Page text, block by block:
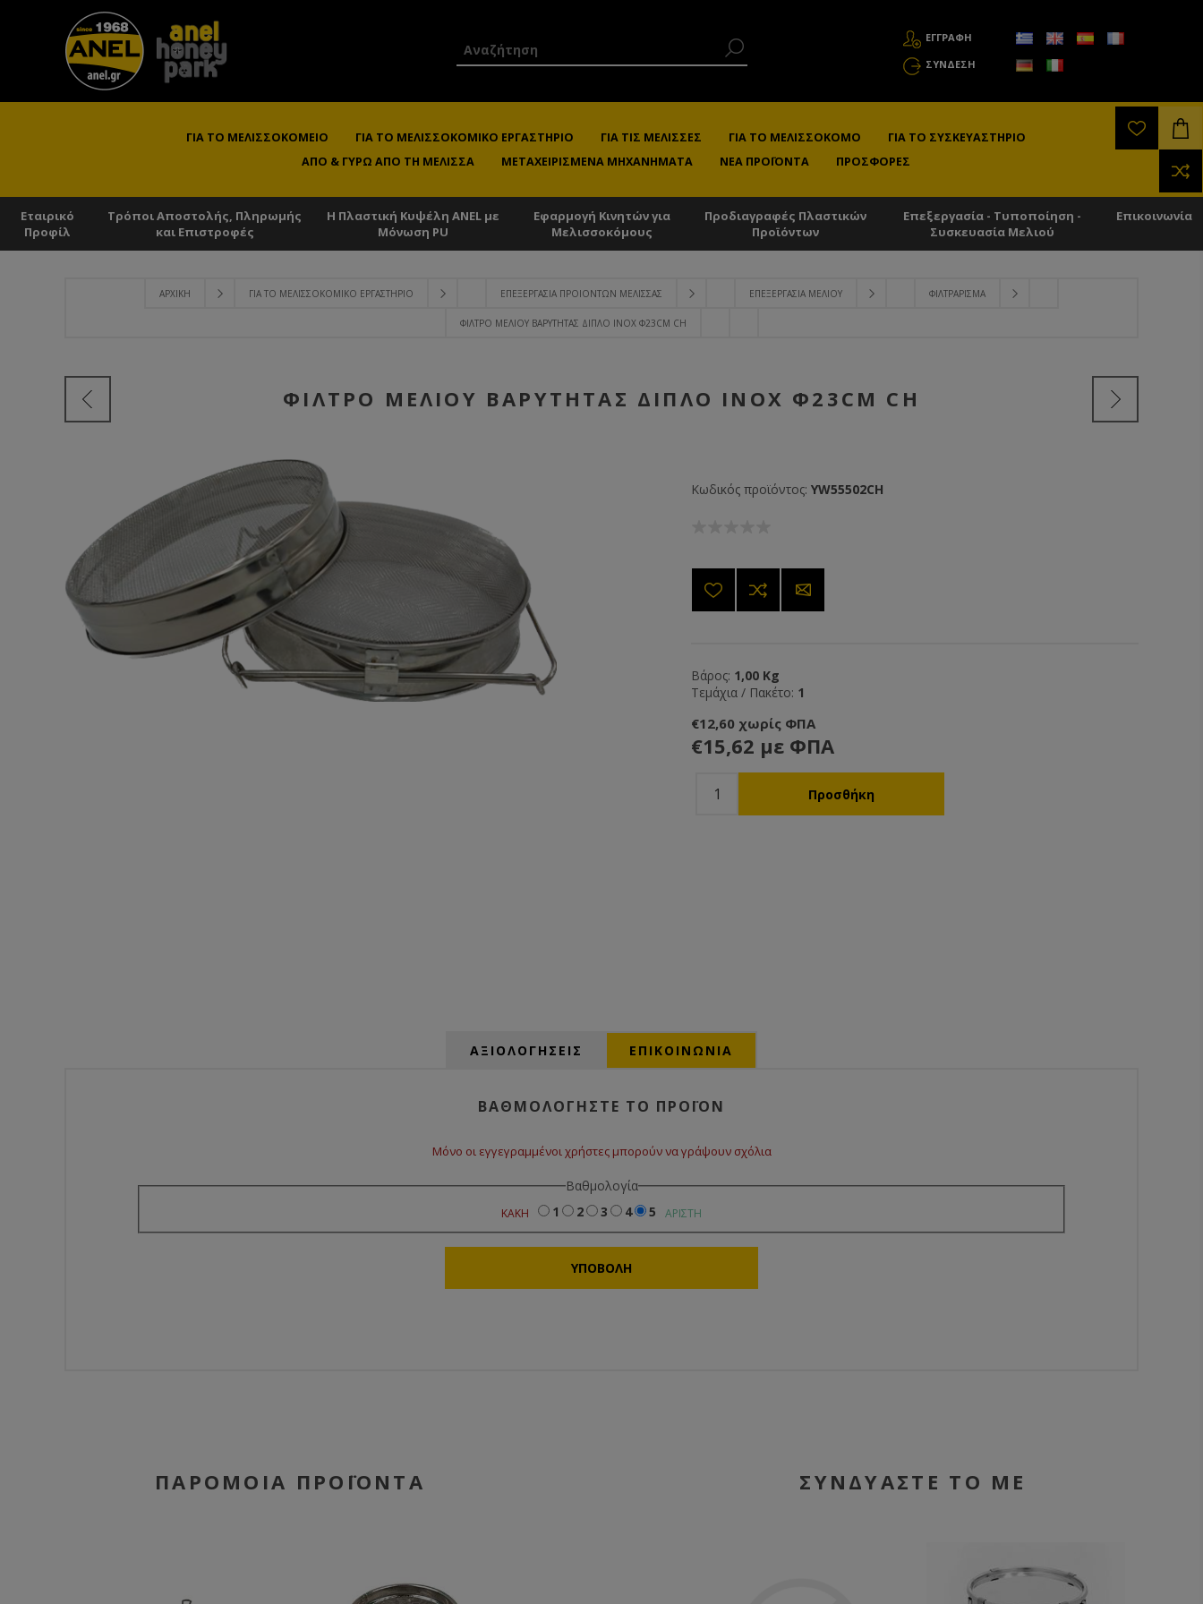
ΕΓΓΡΑΦΗ
ΣΎΝΔΕΣΗ
ΓΙΑ ΤΟ ΜΕΛΙΣΣΟΚΟΜΕΊΟ ΓΙΑ ΤΟ ΜΕΛΙΣΣΟΚΟΜΙΚΌ ΕΡΓΑΣΤΉΡΙΟ ΓΙΑ ΤΙΣ ΜΈΛΙΣΣΕΣ ΓΙΑ ΤΟ ΜΕΛΙΣΣΟΚΌΜΟ
ΓΙΑ ΤΟ ΣΥΣΚΕΥΑΣΤΉΡΙΟ
ΑΠΌ & ΓΎΡΩ ΑΠΌ ΤΗ ΜΈΛΙΣΣΑ
ΜΕΤΑΧΕΙΡΙΣΜΈΝΑ ΜΗΧΑΝΉΜΑΤΑ ΝΈΑ ΠΡΟΪΌΝΤΑ ΠΡΟΣΦΟΡΈΣ
Εταιρικό
Προφίλ
Τρόποι Αποστολής, Πληρωμής
και Επιστροφές
Η Πλαστική Κυψέλη ANEL με
Μόνωση PU
Εφαρμογή Κινητών για
Μελισσοκόμους
Προδιαγραφές Πλαστικών
Προϊόντων
Επεξεργασία - Τυποποίηση -
Συσκευασία Μελιού
Επικοινωνία
ΑΡΧΙΚΉ ΓΙΑ ΤΟ ΜΕΛΙΣΣΟΚΟΜΙΚΌ ΕΡΓΑΣΤΉΡΙΟ ΕΠΕΞΕΡΓΑΣΊΑ ΠΡΟΙΌΝΤΩΝ ΜΈΛΙΣΣΑΣ ΕΠΕΞΕΡΓΑΣΊΑ ΜΕΛΙΟΎ ΦΙΛΤΡΆΡΙΣΜΑ
ΦΊΛΤΡΟ ΜΕΛΙΟΎ ΒΑΡΎΤΗΤΑΣ ΔΙΠΛΌ ΙΝΟΧ Φ23CM CH
ΦΊΛΤΡΟ ΜΕΛΙΟΎ ΒΑΡΎΤΗΤΑΣ ΔΙΠΛΌ ΙΝΟΧ Φ23CM CH
Κωδικός προϊόντος: YW55502CH
Βάρος: 1,00 Kg
Τεμάχια / Πακέτο: 1
€12,60 χωρίς ΦΠΑ
€15,62 με ΦΠΑ
ΑΞΙΟΛΟΓΉΣΕΙΣ ΕΠΙΚΟΙΝΩΝΙΑ
ΒΑΘΜΟΛΟΓΉΣΤΕ ΤΟ ΠΡΟΪΌΝ
Μόνο οι εγγεγραμμένοι χρήστες μπορούν να γράψουν σχόλια
Βαθμολογία
ΚΑΚΉ 1 2 3 4 5 ΆΡΙΣΤΗ
ΠΑΡΌΜΟΙΑ ΠΡΟΪΌΝΤΑ ΣΥΝΔΥΑΣΤΕ ΤΟ ΜΕ